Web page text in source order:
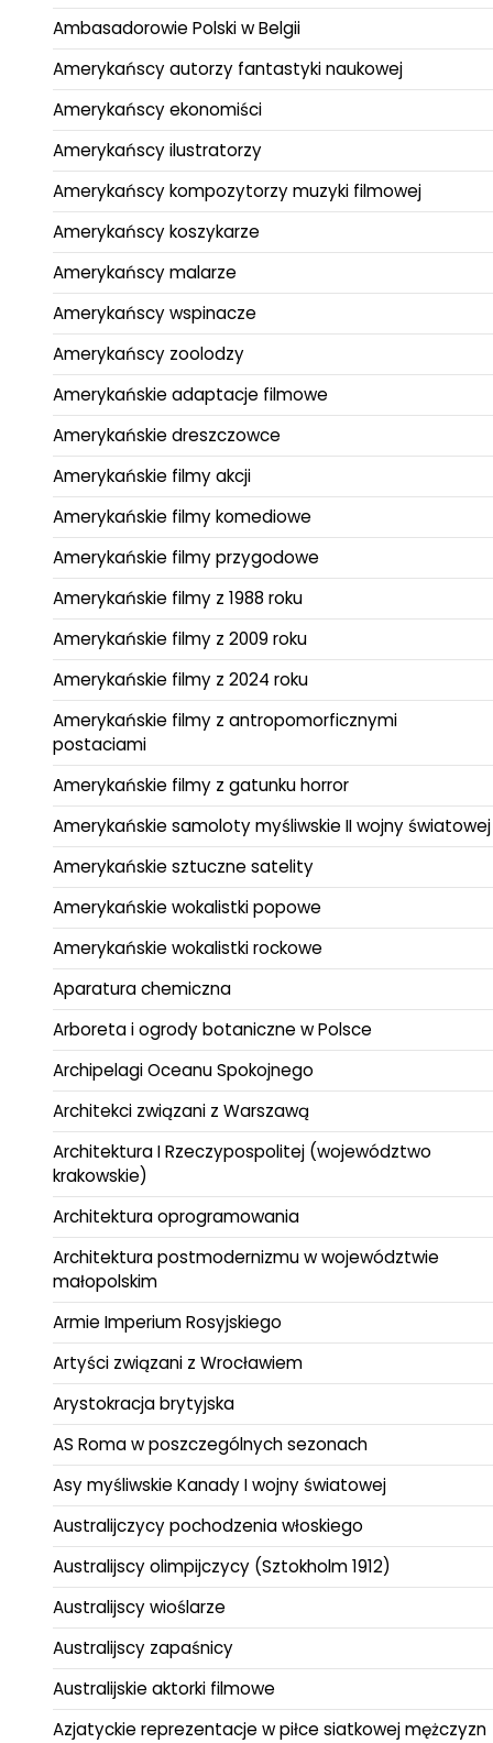
Ambasadorowie Polski w Belgii
Amerykańscy autorzy fantastyki naukowej
Amerykańscy ekonomiści
Amerykańscy ilustratorzy
Amerykańscy kompozytorzy muzyki filmowej
Amerykańscy koszykarze
Amerykańscy malarze
Amerykańscy wspinacze
Amerykańscy zoolodzy
Amerykańskie adaptacje filmowe
Amerykańskie dreszczowce
Amerykańskie filmy akcji
Amerykańskie filmy komediowe
Amerykańskie filmy przygodowe
Amerykańskie filmy z 1988 roku
Amerykańskie filmy z 2009 roku
Amerykańskie filmy z 2024 roku
Amerykańskie filmy z antropomorficznymi
postaciami
Amerykańskie filmy z gatunku horror
Amerykańskie samoloty myśliwskie II wojny światowej
Amerykańskie sztuczne satelity
Amerykańskie wokalistki popowe
Amerykańskie wokalistki rockowe
Aparatura chemiczna
Arboreta i ogrody botaniczne w Polsce
Archipelagi Oceanu Spokojnego
Architekci związani z Warszawą
Architektura I Rzeczypospolitej (województwo
krakowskie)
Architektura oprogramowania
Architektura postmodernizmu w województwie
małopolskim
Armie Imperium Rosyjskiego
Artyści związani z Wrocławiem
Arystokracja brytyjska
AS Roma w poszczególnych sezonach
Asy myśliwskie Kanady I wojny światowej
Australijczycy pochodzenia włoskiego
Australijscy olimpijczycy (Sztokholm 1912)
Australijscy wioślarze
Australijscy zapaśnicy
Australijskie aktorki filmowe
Azjatyckie reprezentacje w piłce siatkowej mężczyzn